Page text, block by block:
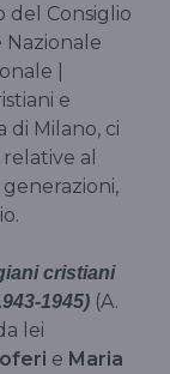
del Consiglio
Nazionale
|
e
Milano, ci
al
cristiani
1945) (A.
lei
e Maria